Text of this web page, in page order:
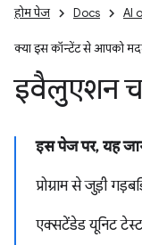
होम पेज Docs AI
क्या इस कॉन्टेंट से आपको
इवैलुएशन
इस पेज पर, यह
प्रोग्राम से जुड़ी
एक्सटेंडेड यूनिट टेस्ट